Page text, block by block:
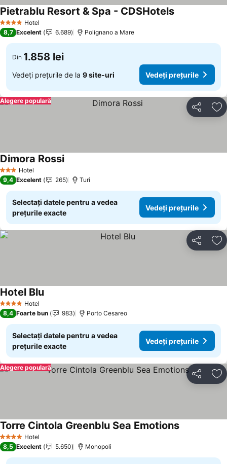
4 Stele Hotel
Pietrablu Resort & Spa - CDSHotelsVedeți
8,7 Excelent 6.689 Polignano a Mare
Din 1.858 lei
Vedeți prețurile de la 9 site-uri Vedeți prețurile
Distribuiți
Alegere populară
3 SteleHotel
Dimora RossiVedeți prețurile
9,4 Excelent 265 Turi
Selectați datele pentru a vedea
prețurile exacte
Vedeți prețurile
Distribuiți
4 Stele Hotel
Hotel BluVedeți prețurile
8,4 Foarte bun 983 Porto Cesareo
Selectați datele pentru a vedea
prețurile exacte
Vedeți prețurile
Distribuiți
Alegere populară
4 Stele Hotel
Torre Cintola Greenblu Sea EmotionsVedeți
8,5 Excelent 5.650 Monopoli